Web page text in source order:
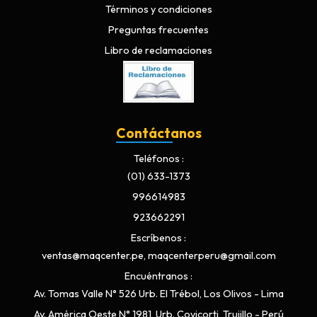
Términos y condiciones
Preguntas frecuentes
Libro de reclamaciones
Contáctanos
Teléfonos
(01) 633-1373
996614983
923662291
Escríbenos
ventas@maqcenter.pe, maqcenterperu@gmail.com
Encuéntranos
Av. Tomas Valle N° 526 Urb. El Trébol, Los Olivos - Lima